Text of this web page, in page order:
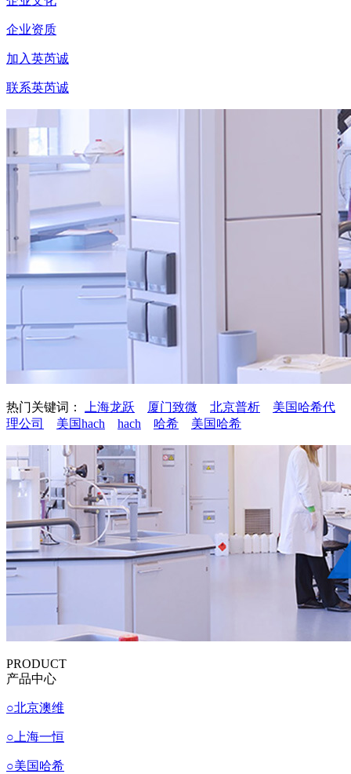
企业资质
加入英芮诚
联系英芮诚
热门关键词： 上海龙跃 厦门致微 北京普析
美国哈希代
理公司
美国hach hach 哈希 美国哈希
PRODUCT
产品中心
○北京澳维
○上海一恒
○美国哈希